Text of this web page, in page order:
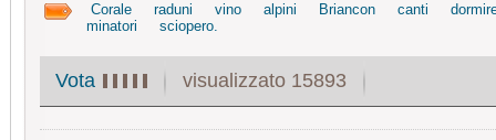
Corale raduni vino alpini Briancon canti
minatori
sciopero.
Vota visualizzato 15893